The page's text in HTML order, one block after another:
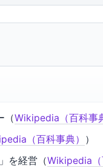
（Wikipedia（百科事
（百科事典） ）
を経営（Wikipedia